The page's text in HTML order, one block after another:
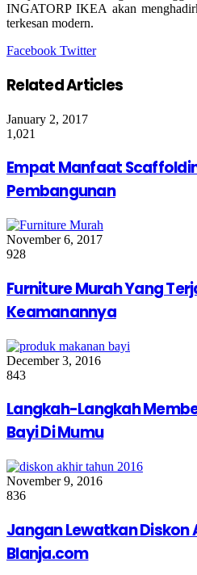
INGATORP IKEA akan
terkesan modern.
Facebook TwitterGoogle+
LinkedIn
StumbleUpon
Tumblr
Pinterest
Reddit
VKontakte
Share
Email
Print
Related Articles
January 2, 2017
1,021
Empat Manfaat
Pembangunan
November 6, 2017
928
Furniture Murah Yang
Keamanannya
December 3, 2016
843
Langkah-Langkah
Bayi Di Mumu
November 9, 2016
836
Jangan Lewatkan Diskon
Blanja.com